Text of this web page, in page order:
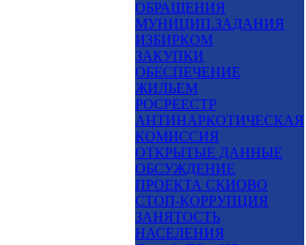
ОБРАЩЕНИЯ
МУНИЦИП.ЗАДАНИЯ
ИЗБИРКОМ
ЗАКУПКИ
ОБЕСПЕЧЕНИЕ
ЖИЛЬЕМ
РОСРЕЕСТР
АНТИНАРКОТИЧЕСКАЯ
КОМИССИЯ
ОТКРЫТЫЕ ДАННЫЕ
ОБСУЖДЕНИЕ
ПРОЕКТА СКИОВО
СТОП-КОРРУПЦИЯ
ЗАНЯТОСТЬ
НАСЕЛЕНИЯ